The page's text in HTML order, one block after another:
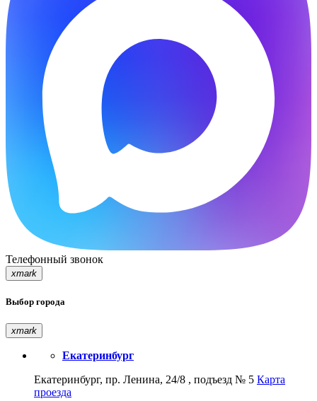
Телефонный звонок
xmark
Выбор города
xmark
Екатеринбург
Екатеринбург, пр. Ленина, 24/8 , подъезд № 5 Карта
проезда